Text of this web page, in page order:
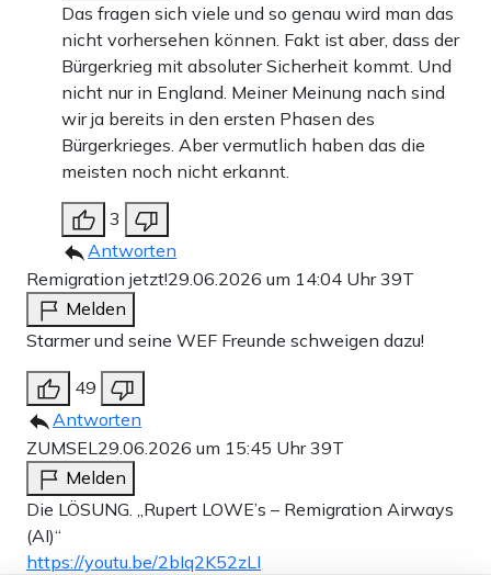
Das fragen sich viele und so genau wird man das
nicht vorhersehen können. Fakt ist aber, dass der
Bürgerkrieg mit absoluter Sicherheit kommt. Und
nicht nur in England. Meiner Meinung nach sind
wir ja bereits in den ersten Phasen des
Bürgerkrieges. Aber vermutlich haben das die
meisten noch nicht erkannt.
3
Antworten
Remigration jetzt!29.06.2026 um 14:04 Uhr39T
Melden
Starmer und seine WEF Freunde schweigen dazu!
49
Antworten
ZUMSEL 29.06.2026 um 15:45 Uhr39T
Melden
Die LÖSUNG. „Rupert LOWE’s – Remigration Airways
(AI)“
https://youtu.be/2bIq2K52zLI